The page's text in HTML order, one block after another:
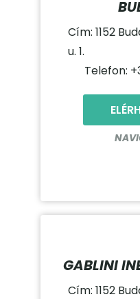
Cím: 1152
u. 1.
Telefon:
GABLINI
Cím: 1152